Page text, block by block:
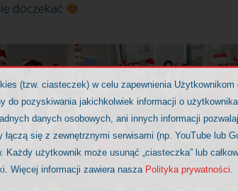
doczekać
(tzw. ciasteczek) w celu zapewnienia
do pozyskiwania jakichkolwiek informacji o
danych osobowych, ani innych informacji
łączą się z zewnętrznymi serwisami (np. YouTube lub
Każdy użytkownik może usunąć „ciasteczka” lub
Więcej informacji zawiera nasza Polityka prywatności.